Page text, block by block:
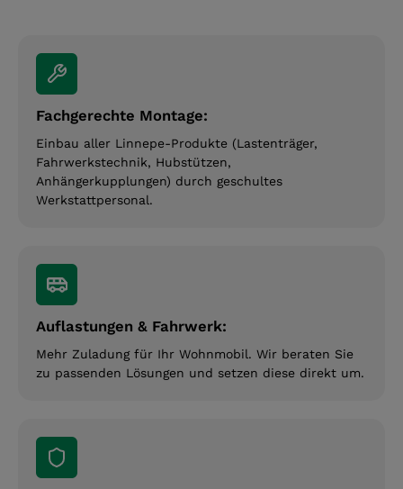
Fachgerechte Montage:
Einbau aller Linnepe-Produkte (Lastenträger,
Fahrwerkstechnik, Hubstützen,
Anhängerkupplungen) durch geschultes
Werkstattpersonal.
Auflastungen & Fahrwerk:
Mehr Zuladung für Ihr Wohnmobil. Wir beraten Sie
zu passenden Lösungen und setzen diese direkt um.